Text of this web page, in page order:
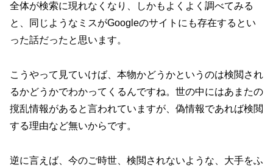
全体が検索に現れなくなり、しかもよくよく調べてみる
と、同じようなミスがGoogleのサイトにも存在するとい
った話だったと思います。
こうやって見ていけば、本物かどうかというのは検閲され
るかどうかでわかってくるんですね。世の中にはあまたの
撹乱情報があると言われていますが、偽情報であれば検閲
する理由など無いからです。
逆に言えば、今のご時世、検閲されないような、大手をふ